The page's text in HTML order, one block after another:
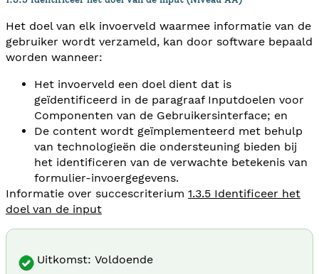
Het doel van elk invoerveld waarmee informatie van de
gebruiker wordt verzameld, kan door software bepaald
worden wanneer:
Het invoerveld een doel dient dat is
geïdentificeerd in de paragraaf Inputdoelen voor
Componenten van de Gebruikersinterface; en
De content wordt geïmplementeerd met behulp
van technologieën die ondersteuning bieden bij
het identificeren van de verwachte betekenis van
formulier-invoergegevens.
Informatie over succescriterium 1.3.5 Identificeer het
doel van de input
Uitkomst: Voldoende